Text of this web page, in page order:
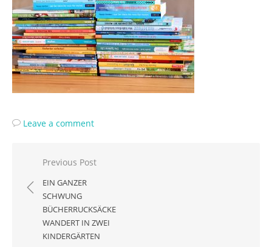
Leave a comment
Beitragsnavigation
Previous Post
EIN GANZER
SCHWUNG
BÜCHERRUCKSÄCKE
WANDERT IN ZWEI
KINDERGÄRTEN